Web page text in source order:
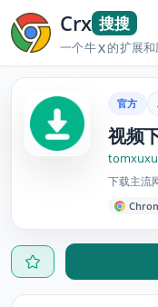
Crx 搜搜
一个牛X的扩展
官方
视频
tomxuxu
下载主流